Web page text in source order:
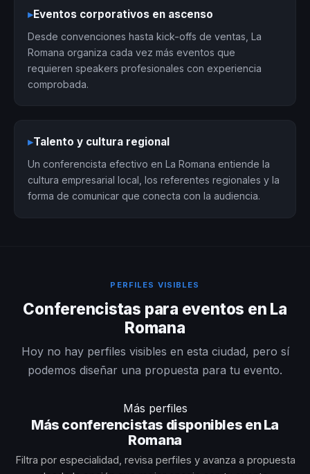
▸Eventos corporativos en ascenso
Desde convenciones hasta kick-offs de ventas, La
Romana organiza cada vez más eventos que
requieren speakers profesionales con experiencia
comprobada.
▸Talento y cultura regional
Un conferencista efectivo en La Romana entiende la
cultura empresarial local, los referentes regionales y la
forma de comunicar que conecta con la audiencia.
PERFILES VISIBLES
Conferencistas para eventos en La
Romana
Hoy no hay perfiles visibles en esta ciudad, pero sí
podemos diseñar una propuesta para tu evento.
Más perfiles
Más conferencistas disponibles en La
Romana
Filtra por especialidad, revisa perfiles y avanza a propuesta